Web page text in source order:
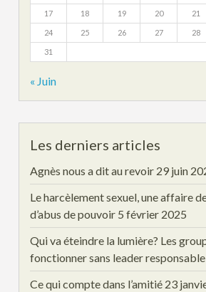
17 18 19 20 21
24 25 26 27 28
31
« Juin
Les derniers articles
Agnès nous a dit au revoir 29 juin
Le harcèlement sexuel, une affaire
d’abus de pouvoir 5 février 2025
Qui va éteindre la lumière? Les
fonctionner sans leader responsable
Ce qui compte dans l’amitié 23